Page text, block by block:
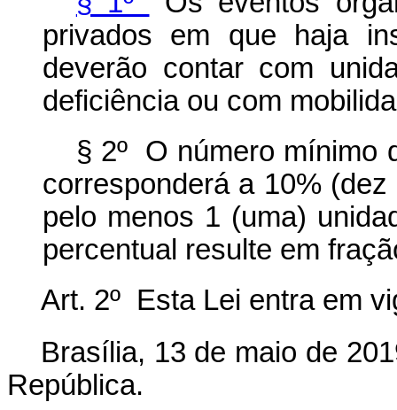
privados em que haja
deverão contar com
deficiência ou com
§ 2º O número mínimo
corresponderá a 10%
pelo menos 1 (uma)
percentual resulte em
Art. 2º Esta Lei entra em
Brasília, 13 de maio de
República.